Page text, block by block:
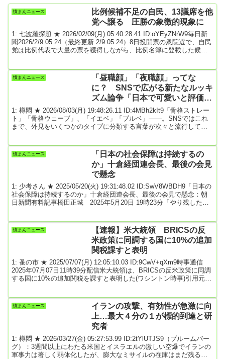
憤まんニュース
比例候補不足の自民、13議席を他
党へ譲る 圧勝の象徴的現象に
1: 七波羅探題 ★ 2026/02/09(月) 05:40:28.41 ID:oYEyZNrW9毎日新
聞2026/2/9 05:24（最終更新 2/9 05:24）8日投開票の衆院選で、自民
党は比例代表で大量の票を獲得しながら、比例名簿に登載した候補
した。ただ、得票数で見れば80議席獲得できていた計算だ。小選挙
区と比例で重複立候補した候補の大半が当選したため、比例南関東
憤まんニュース
「昼職顔」「夜職顔」ってな
に？ SNSで広がる新たなルッキ
ズム論争「日本で可愛いと評価さ
れるには、夜職顔になるしかない
のか」
1: 樽悶 ★ 2026/08/03(月) 19:48:26.11 ID:4MBh2kIt9「骨格ストレー
ト」「骨格ウェーブ」、「イエベ」「ブルベ」――。SNSではこれ
まで、外見をいくつかのタイプに分類する言葉が次々と流行してき
でも大きな差■新たなルッキズムの論争に?「日本で可愛いと評価さ
れるには、夜職顔になるしかないのか」そんな趣旨の投稿をきっか
けに、SNS上で「昼職顔」...
憤まんニュース
「日本の社会保障は持続するの
か」十倉経団連会長、最後の会見
で懸念
1: 少考さん ★ 2025/05/20(火) 19:31:48.02 ID:SwV8WBDH9「日本の
社会保障は持続するのか」十倉経団連会長、最後の会見で懸念：朝
日新聞有料記事橋田正城 2025年5月20日 19時23分「やり残した点
か」。経団連の十倉雅和会長が20日、最後の定例記者会見に臨み、
現役世代の負担が重いとされる日本の社会保障制度に改めて疑問を
憤まんニュース
【速報】米大統領 BRICSの反
米政策に同調する国に10%の追加
関税課すと表明
1: 蚤の市 ★ 2025/07/07(月) 12:05:10.03 ID:9CwV+qXm9時事通信
2025年07月07日11時39分配信米大統領は、BRICSの反米政策に同調
する国に10%の追加関税を課すと表明した(ワシントン時事)引用元:
12:07:47.34 ID:dCQQen640コレでBRICSの勝利間違...
憤まんニュース
イランの攻撃、有効性が急激に向
上…最大４分の１が標的到達と研
究者
1: 樽悶 ★ 2026/03/27(金) 05:27:53.99 ID:2tYlUTJS9（ブルームバー
グ）：3週間以上にわたる米国とイスラエルの激しい空爆でイランの
軍事力は著しく弱体化したが、膨大なミサイルの在庫はまだ残る。